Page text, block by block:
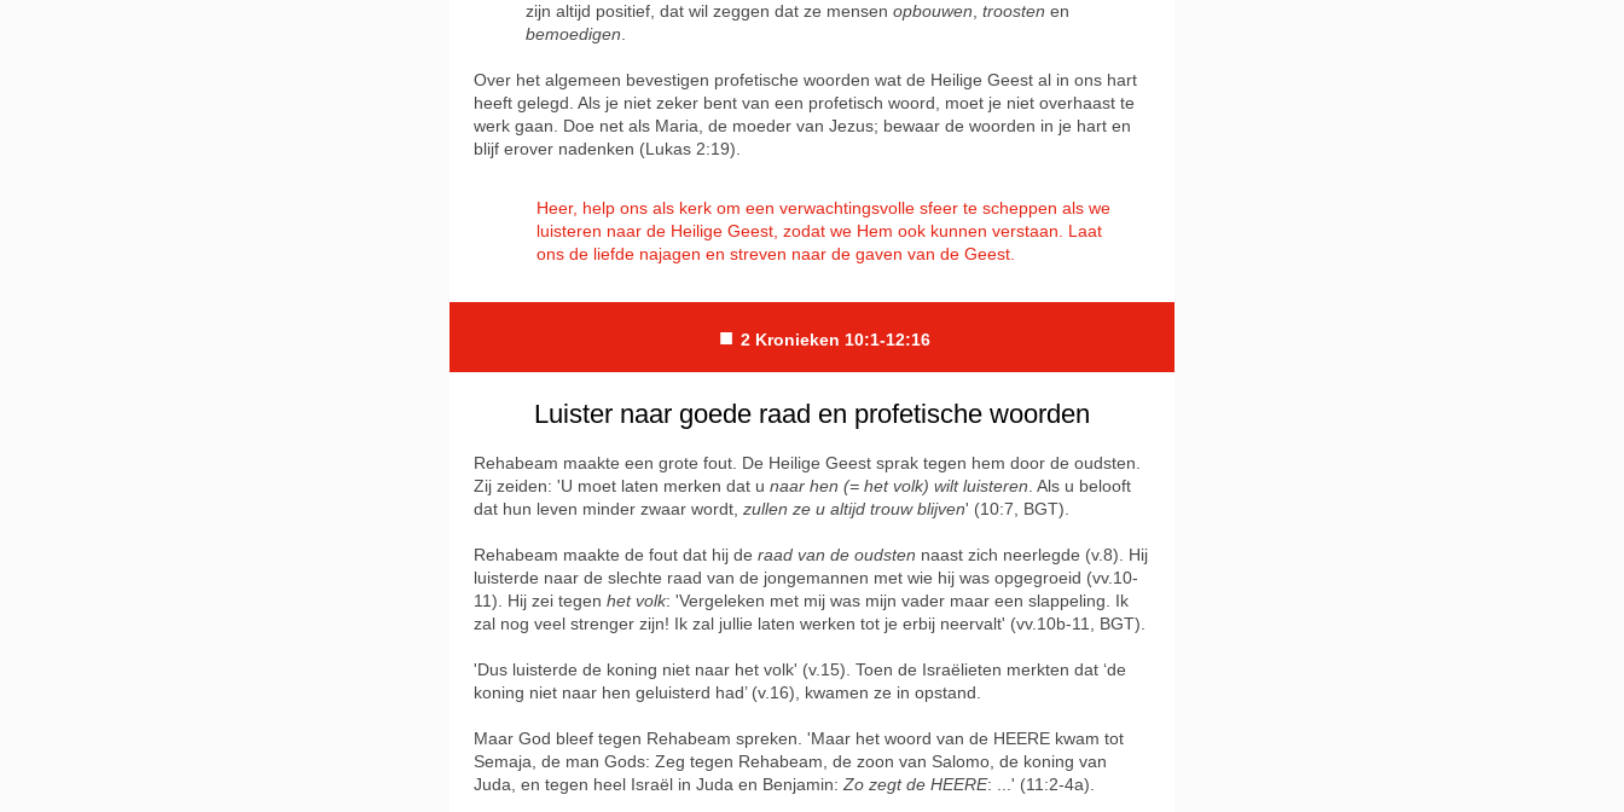
zijn altijd positief, dat wil zeggen dat ze mensen opbouwen troosten en
bemoedigen
Over het algemeen bevestigen profetische woorden wat de Heilige Geest al in ons hart
heeft gelegd. Als je niet zeker bent van een profetisch woord, moet je niet overhaast te
werk gaan. Doe net als Maria, de moeder van Jezus; bewaar de woorden in je hart en
blijf erover nadenken (Lukas 2:19).
Heer, help ons als kerk om een verwachtingsvolle sfeer te scheppen als we
luisteren naar de Heilige Geest, zodat we Hem ook kunnen verstaan. Laat
ons de liefde najagen en streven naar de gaven van de Geest.
■ 2 Kronieken 10:1-12:16
Luister naar goede raad en profetische woorden
Rehabeam maakte een grote fout. De Heilige Geest sprak tegen hem door de oudsten.
Zij zeiden: 'U moet laten merken dat u naar hen (= het volk) wilt luisteren . Als u belooft
dat hun leven minder zwaar wordt, zullen ze u altijd trouw blijven' (10:7, BGT).
Rehabeam maakte de fout dat hij de raad van de oudsten naast zich neerlegde (v.8). Hij
luisterde naar de slechte raad van de jongemannen met wie hij was opgegroeid (vv.10-
11). Hij zei tegen het volk: 'Vergeleken met mij was mijn vader maar een slappeling. Ik
zal nog veel strenger zijn! Ik zal jullie laten werken tot je erbij neervalt' (vv.10b-11, BGT).
'Dus luisterde de koning niet naar het volk' (v.15). Toen de Israëlieten merkten dat ‘de
koning niet naar hen geluisterd had’ (v.16), kwamen ze in opstand.
Maar God bleef tegen Rehabeam spreken. 'Maar het woord van de HEERE kwam tot
Semaja, de man Gods: Zeg tegen Rehabeam, de zoon van Salomo, de koning van
Juda, en tegen heel Israël in Juda en Benjamin: Zo zegt de HEERE: ...' (11:2-4a).